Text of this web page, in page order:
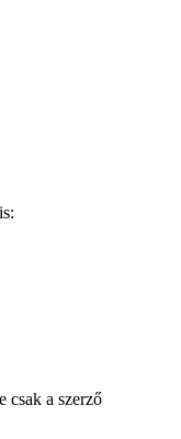
csak a szerző